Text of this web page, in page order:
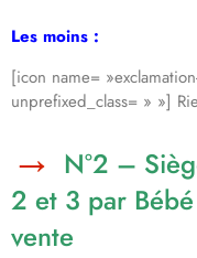
Les moins :
[icon name=
unprefixed_class= » »]
N°2 –
2 et 3 par
vente